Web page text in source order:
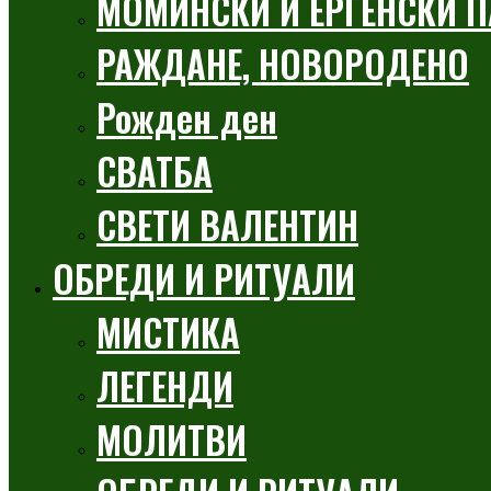
РАЖДАНЕ, НОВОРОДЕНО
Рожден ден
СВАТБА
СВЕТИ ВАЛЕНТИН
ОБРЕДИ И РИТУАЛИ
МИСТИКА
ЛЕГЕНДИ
МОЛИТВИ